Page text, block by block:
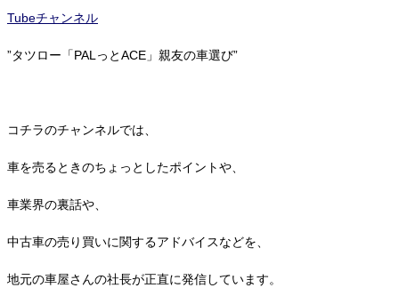
Tubeチャンネル
”タツロー「PALっとACE」親友の車選び”
コチラのチャンネルでは、
車を売るときのちょっとしたポイントや、
車業界の裏話や、
中古車の売り買いに関するアドバイスなどを、
地元の車屋さんの社長が正直に発信しています。